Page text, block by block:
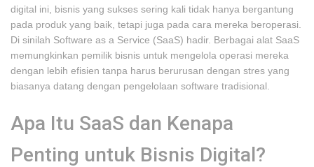
digital ini, bisnis yang sukses sering kali tidak hanya bergantung
pada produk yang baik, tetapi juga pada cara mereka beroperasi.
Di sinilah Software as a Service (SaaS) hadir. Berbagai alat SaaS
memungkinkan pemilik bisnis untuk mengelola operasi mereka
dengan lebih efisien tanpa harus berurusan dengan stres yang
biasanya datang dengan pengelolaan software tradisional.
Apa Itu SaaS dan Kenapa
Penting untuk Bisnis Digital?